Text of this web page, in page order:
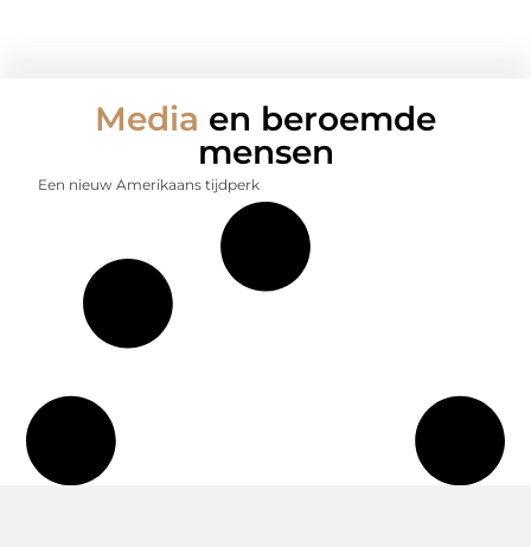
Media en beroemde
mensen
Een nieuw Amerikaans tijdperk